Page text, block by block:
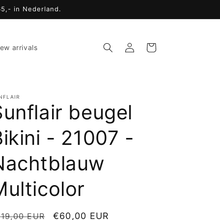
in Nederland.
arrivals Inloggen
Winkelwagen
beugel
- 21007 -
EUR Aanbiedingsprijs
€60,00 EUR